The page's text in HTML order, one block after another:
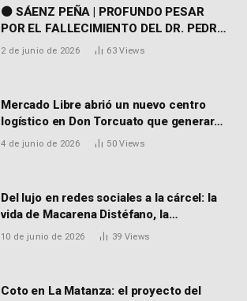
⚫ SÁENZ PEÑA | PROFUNDO PESAR
POR EL FALLECIMIENTO DEL DR. PEDRO
MARTORELL
2 de junio de 2026 63Views
Mercado Libre abrió un nuevo centro
logístico en Don Torcuato que generará
900 empleos: cómo enviar el CV
4 de junio de 2026 50Views
Del lujo en redes sociales a la cárcel: la
vida de Macarena Distéfano, la
influencer de San Martín acusada de
10 de junio de 2026 39 Views
Coto en La Matanza: el proyecto del